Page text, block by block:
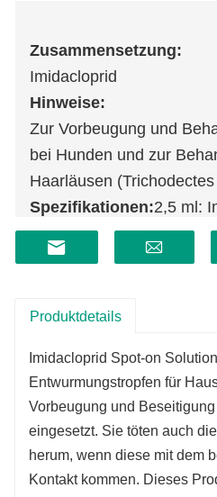
Zusammensetzung:
Imidacloprid
Hinweise:
Zur Vorbeugung und
bei Hunden und zur
Haarläusen
Spezifikationen:2,5 ml:
Produktdetails
Imidacloprid Spot-on
Entwurmungstropfen für
Vorbeugung und
eingesetzt. Sie töten auch
herum, wenn diese mit dem
Kontakt kommen. Dieses